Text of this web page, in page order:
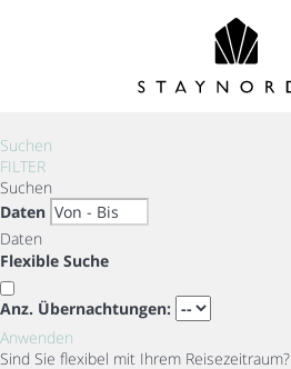
Suchen
FILTER
Suchen
Daten
Daten
Flexible Suche
Anz. Übernachtungen:
Anwenden
Sind Sie flexibel mit Ihrem Reisezeitraum?